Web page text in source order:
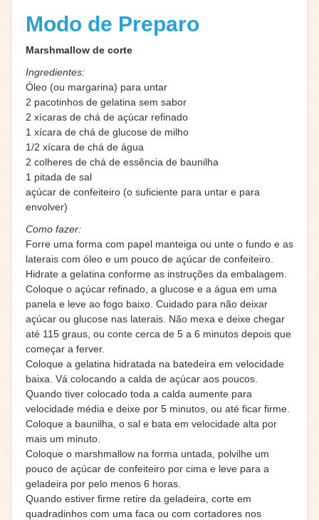
Modo de Preparo
Marshmallow de corte
Ingredientes:
Óleo (ou margarina) para untar
2 pacotinhos de gelatina sem sabor
2 xícaras de chá de açúcar refinado
1 xícara de chá de glucose de milho
1/2 xícara de chá de água
2 colheres de chá de essência de baunilha
1 pitada de sal
açúcar de confeiteiro (o suficiente para untar e para
envolver)
Como fazer:
Forre uma forma com papel manteiga ou unte o fundo e as
laterais com óleo e um pouco de açúcar de confeiteiro.
Hidrate a gelatina conforme as instruções da embalagem.
Coloque o açúcar refinado, a glucose e a água em uma
panela e leve ao fogo baixo. Cuidado para não deixar
açúcar ou glucose nas laterais. Não mexa e deixe chegar
até 115 graus, ou conte cerca de 5 a 6 minutos depois que
começar a ferver.
Coloque a gelatina hidratada na batedeira em velocidade
baixa. Vá colocando a calda de açúcar aos poucos.
Quando tiver colocado toda a calda aumente para
velocidade média e deixe por 5 minutos, ou até ficar firme.
Coloque a baunilha, o sal e bata em velocidade alta por
mais um minuto.
Coloque o marshmallow na forma untada, polvilhe um
pouco de açúcar de confeiteiro por cima e leve para a
geladeira por pelo menos 6 horas.
Quando estiver firme retire da geladeira, corte em
quadradinhos com uma faca ou com cortadores nos